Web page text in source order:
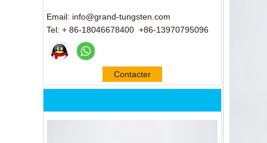
Email: info@grand-tungsten.com
Tel: + 86-18046678400 +86-13970795096
Contacter
maintenant